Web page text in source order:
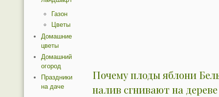
Почему плоды яблони
налив сгнивают на дереве
Газон
Цветы
Домашние
цветы
Домашний
огород
Праздники
на даче